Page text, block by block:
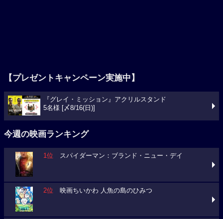
【プレゼントキャンペーン実施中】
『グレイ・ミッション』アクリルスタンド
5名様 [〆8/16(日)]
今週の映画ランキング
1位 スパイダーマン：ブランド・ニュー・デイ
2位 映画ちいかわ 人魚の島のひみつ